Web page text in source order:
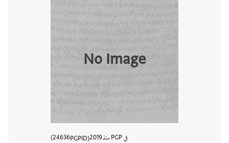
No Image
في PGP منذ 2019
PGPID
24636